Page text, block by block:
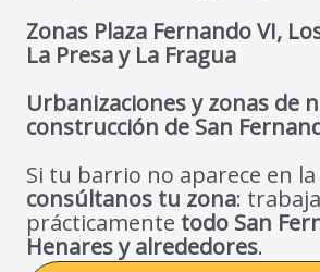
Zonas Plaza Fernando VI,
La Presa y La Fragua
Urbanizaciones y zonas de
construcción de San
Si tu barrio no aparece en
consúltanos tu zona:
prácticamente todo San
Henares y alrededores.